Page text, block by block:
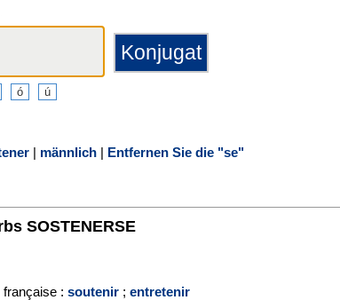
| männlich | Entfernen Sie die "se"
SOSTENERSE
française : soutenir ; entretenir